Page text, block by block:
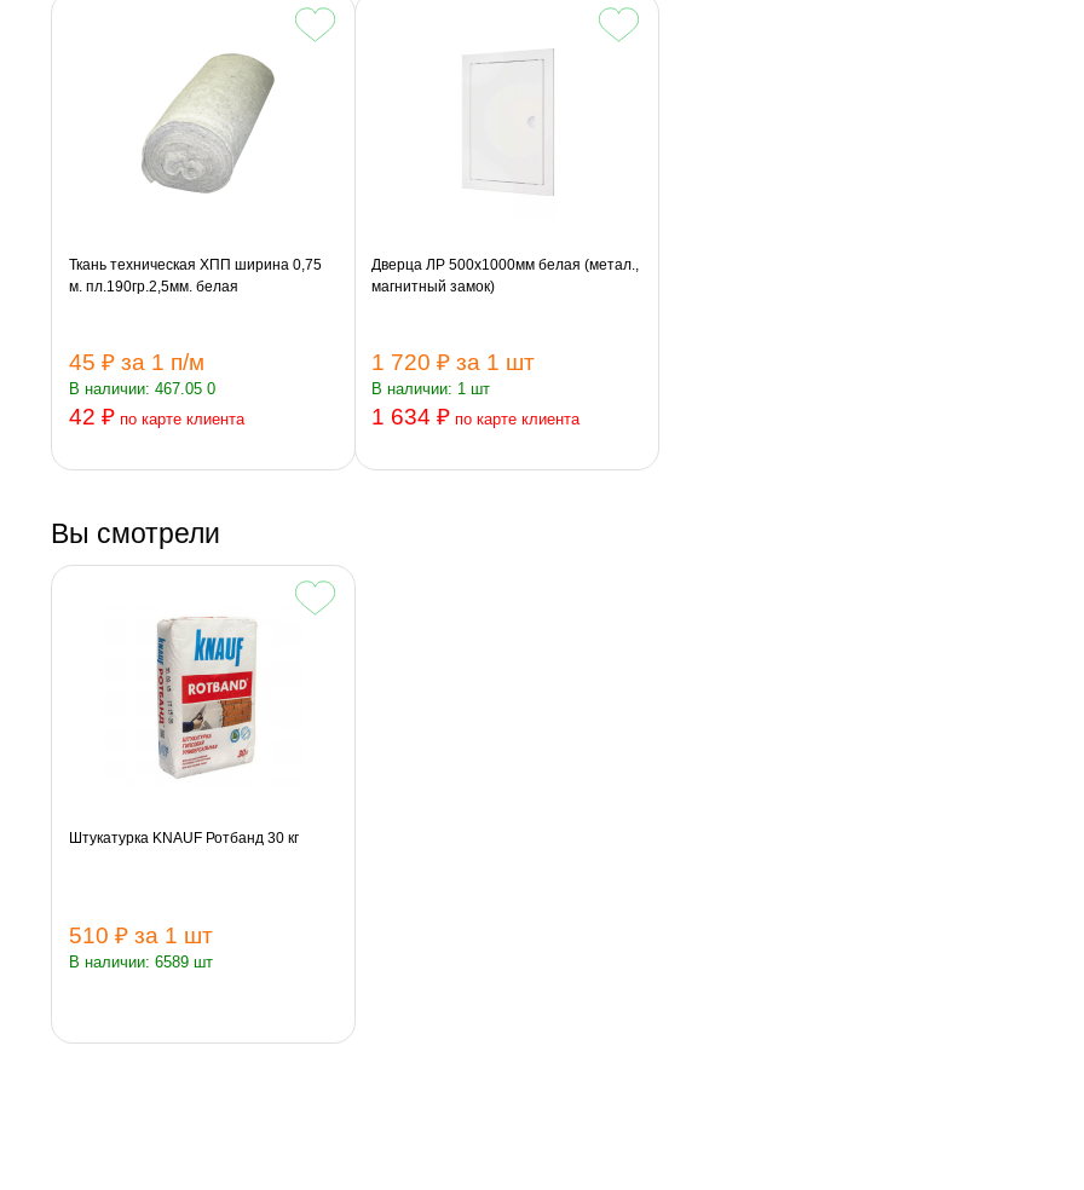
Ткань техническая ХПП ширина 0,75
м. пл.190гр.2,5мм. белая
45 ₽ за 1 п/м
В наличии: 467.05 0
42 ₽ по карте клиента
Дверца ЛР 500х1000мм белая (метал.,
магнитный замок)
1 720 ₽за 1 шт
В наличии: 1 шт
1 634 ₽ по карте клиента
Вы смотрели
Штукатурка KNAUF Ротбанд 30 кг
510 ₽ за 1 шт
В наличии: 6589 шт